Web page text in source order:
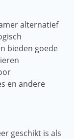
alternatief
bieden goede
en andere
geschikt is als